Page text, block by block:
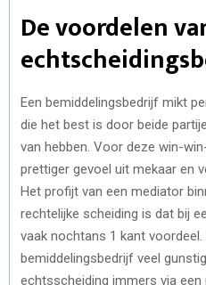
De voordelen
Een bemiddelingsbedrijf mikt
die het best is door beide
van hebben. Voor deze win-
prettiger gevoel uit mekaar en
Het profijt van een mediator
rechtelijke scheiding is dat bij
vaak nochtans 1 kant
bemiddelingsbedrijf veel
echtsscheiding immers via een